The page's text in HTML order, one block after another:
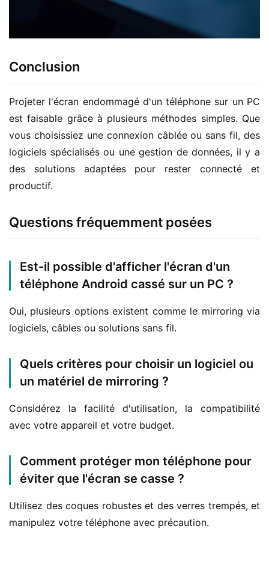
Conclusion
Projeter l'écran endommagé d'un téléphone sur un PC
est faisable grâce à plusieurs méthodes simples. Que
vous choisissiez une connexion câblée ou sans fil, des
logiciels spécialisés ou une gestion de données, il y a
des solutions adaptées pour rester connecté et
productif.
Questions fréquemment posées
Est-il possible d'afficher l'écran d'un
téléphone Android cassé sur un PC ?
Oui, plusieurs options existent comme le mirroring via
logiciels, câbles ou solutions sans fil.
Quels critères pour choisir un logiciel ou
un matériel de mirroring ?
Considérez la facilité d'utilisation, la compatibilité
avec votre appareil et votre budget.
Comment protéger mon téléphone pour
éviter que l'écran se casse ?
Utilisez des coques robustes et des verres trempés, et
manipulez votre téléphone avec précaution.